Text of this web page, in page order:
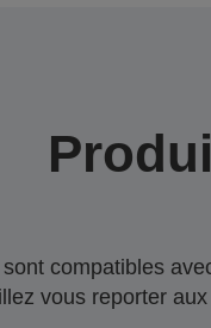
compatibles
vous reporter